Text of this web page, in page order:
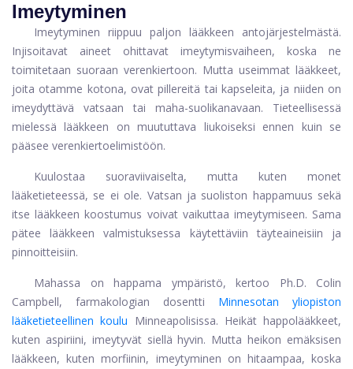
Imeytyminen
Imeytyminen riippuu paljon lääkkeen antojärjestelmästä.
Injisoitavat aineet ohittavat imeytymisvaiheen, koska ne
toimitetaan suoraan verenkiertoon. Mutta useimmat lääkkeet,
joita otamme kotona, ovat pillereitä tai kapseleita, ja niiden on
imeydyttävä vatsaan tai maha-suolikanavaan. Tieteellisessä
mielessä lääkkeen on muututtava liukoiseksi ennen kuin se
pääsee verenkiertoelimistöön.
Kuulostaa suoraviivaiselta, mutta kuten monet
lääketieteessä, se ei ole. Vatsan ja suoliston happamuus sekä
itse lääkkeen koostumus voivat vaikuttaa imeytymiseen. Sama
pätee lääkkeen valmistuksessa käytettäviin täyteaineisiin ja
pinnoitteisiin.
Mahassa on happama ympäristö, kertoo Ph.D. Colin
Campbell, farmakologian dosentti Minnesotan yliopiston
lääketieteellinen koulu Minneapolisissa. Heikät happolääkkeet,
kuten aspiriini, imeytyvät siellä hyvin. Mutta heikon emäksisen
lääkkeen, kuten morfiinin, imeytyminen on hitaampaa, koska